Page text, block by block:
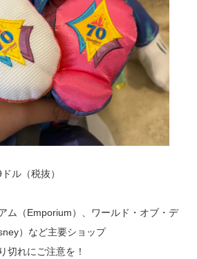
ル（税抜）
ム（Emporium）、ワールド・オブ・デ
）など主要ショップ
切れにご注意を！